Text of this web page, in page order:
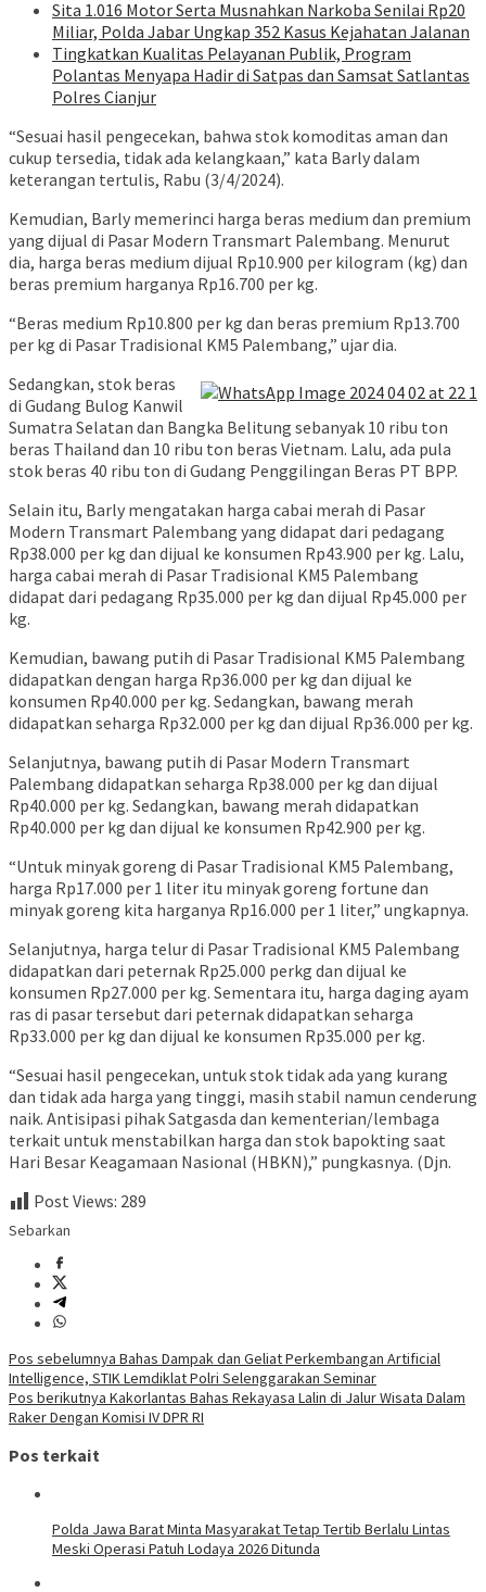
Sita 1.016 Motor Serta Musnahkan Narkoba Senilai Rp20
Miliar, Polda Jabar Ungkap 352 Kasus Kejahatan Jalanan
Tingkatkan Kualitas Pelayanan Publik, Program
Polantas Menyapa Hadir di Satpas dan Samsat Satlantas
Polres Cianjur
“Sesuai hasil pengecekan, bahwa stok komoditas aman dan
cukup tersedia, tidak ada kelangkaan,” kata Barly dalam
keterangan tertulis, Rabu (3/4/2024).
Kemudian, Barly memerinci harga beras medium dan premium
yang dijual di Pasar Modern Transmart Palembang. Menurut
dia, harga beras medium dijual Rp10.900 per kilogram (kg) dan
beras premium harganya Rp16.700 per kg.
“Beras medium Rp10.800 per kg dan beras premium Rp13.700
per kg di Pasar Tradisional KM5 Palembang,” ujar dia.
Sedangkan, stok beras
di Gudang Bulog Kanwil
Sumatra Selatan dan Bangka Belitung sebanyak 10 ribu ton
beras Thailand dan 10 ribu ton beras Vietnam. Lalu, ada pula
stok beras 40 ribu ton di Gudang Penggilingan Beras PT BPP.
Selain itu, Barly mengatakan harga cabai merah di Pasar
Modern Transmart Palembang yang didapat dari pedagang
Rp38.000 per kg dan dijual ke konsumen Rp43.900 per kg. Lalu,
harga cabai merah di Pasar Tradisional KM5 Palembang
didapat dari pedagang Rp35.000 per kg dan dijual Rp45.000 per
kg.
Kemudian, bawang putih di Pasar Tradisional KM5 Palembang
didapatkan dengan harga Rp36.000 per kg dan dijual ke
konsumen Rp40.000 per kg. Sedangkan, bawang merah
didapatkan seharga Rp32.000 per kg dan dijual Rp36.000 per kg.
Selanjutnya, bawang putih di Pasar Modern Transmart
Palembang didapatkan seharga Rp38.000 per kg dan dijual
Rp40.000 per kg. Sedangkan, bawang merah didapatkan
Rp40.000 per kg dan dijual ke konsumen Rp42.900 per kg.
“Untuk minyak goreng di Pasar Tradisional KM5 Palembang,
harga Rp17.000 per 1 liter itu minyak goreng fortune dan
minyak goreng kita harganya Rp16.000 per 1 liter,” ungkapnya.
Selanjutnya, harga telur di Pasar Tradisional KM5 Palembang
didapatkan dari peternak Rp25.000 perkg dan dijual ke
konsumen Rp27.000 per kg. Sementara itu, harga daging ayam
ras di pasar tersebut dari peternak didapatkan seharga
Rp33.000 per kg dan dijual ke konsumen Rp35.000 per kg.
“Sesuai hasil pengecekan, untuk stok tidak ada yang kurang
dan tidak ada harga yang tinggi, masih stabil namun cenderung
naik. Antisipasi pihak Satgasda dan kementerian/lembaga
terkait untuk menstabilkan harga dan stok bapokting saat
Hari Besar Keagamaan Nasional (HBKN),” pungkasnya. (Djn.
Post Views: 289
Sebarkan
Navigasi
pos
Pos sebelumnya Bahas Dampak dan Geliat Perkembangan Artificial
Intelligence, STIK Lemdiklat Polri Selenggarakan Seminar
Pos berikutnya Kakorlantas Bahas Rekayasa Lalin di Jalur Wisata Dalam
Raker Dengan Komisi IV DPR RI
Pos terkait
Polda Jawa Barat Minta Masyarakat Tetap Tertib Berlalu Lintas
Meski Operasi Patuh Lodaya 2026 Ditunda